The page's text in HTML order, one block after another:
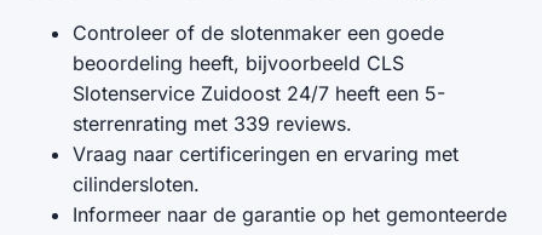
Controleer of de slotenmaker een goede
beoordeling heeft, bijvoorbeeld CLS
Slotenservice Zuidoost 24/7 heeft een 5-
sterrenrating met 339 reviews.
Vraag naar certificeringen en ervaring met
cilindersloten.
Informeer naar de garantie op het gemonteerde